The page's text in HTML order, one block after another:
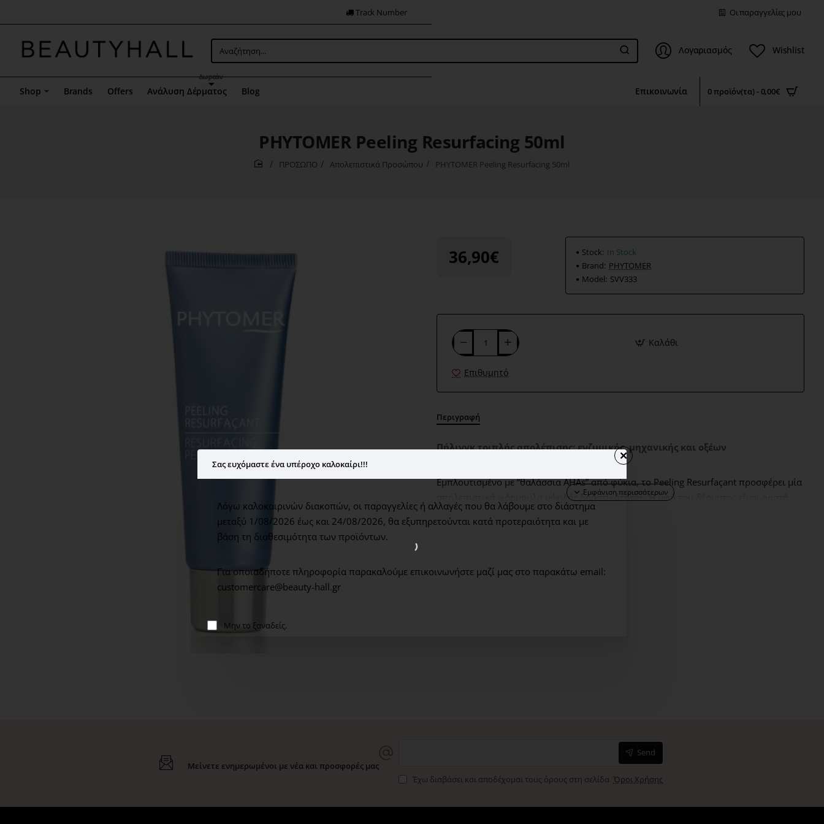
Σας ευχόμαστε ένα υπέροχο καλοκαίρι!!!
Λόγω καλοκαιρινών διακοπών, οι παραγγελίες ή αλλαγές που θα λάβουμε στο διάστημα
μεταξύ 1/08/2026 έως και 24/08/2026, θα εξυπηρετούνται κατά προτεραιότητα και με
βάση τη διαθεσιμότητα των προϊόντων.
Για οποιαδήποτε πληροφορία παρακαλούμε επικοινωνήστε μαζί μας στο παρακάτω email:
customercare@beauty-hall.gr
Μην το ξαναδείς.
5
Track Number Οι παραγγελίες μου
Αναζήτηση... Λογαριασμός Wishlist
Shop Brands Offers Ανάλυση Δέρματος
Δωρεάν
Blog Επικοινωνία 0 προϊόν(τα) - 0,00€
PHYTOMER Peeling Resurfacing 50ml
ΠΡΟΣΩΠΟ Απολεπιστικά Προσώπου PHYTOMER Peeling Resurfacing 50ml
36,90€ Stock: In Stock
Brand: PHYTOMER
Model: SVV333
Καλάθι
Επιθυμητό
Περιγραφή
Πήλινγκ τριπλής απολέπισης: ενζυμικής, μηχανικής και οξέων
Eμπλουτισμένο με “θαλάσσια AHAs” από φύκια, το Peeling Resurfaçant προσφέρει μία
απολεπιστική φόρμουλα υψηλής δραστικότητας. Η υφή του δέρματος είναι ορατά
πιο λεία, η επιδερμίδα είναι ομοιόμορφη και φωτεινή.
ευαίσθητο δέρμα
Μείνετε ενημερωμένοι με νέα και προσφορές μας
Send
Έχω διαβάσει και αποδέχομαι τους όρους στη σελίδα Όροι Χρήσης